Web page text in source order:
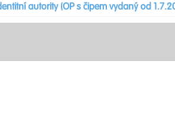
autority (OP s čipem vydaný od